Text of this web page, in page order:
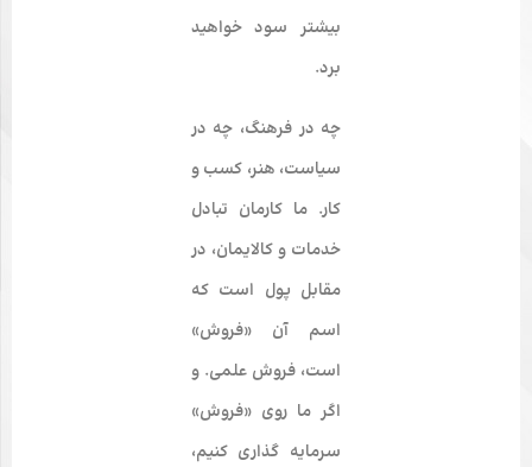
بیشتر سود خواهید
برد.
چه در فرهنگ، چه در
سیاست، هنر، کسب و
کار. ما کارمان تبادل
خدمات و کالایمان، در
مقابل پول است که
اسم آن «فروش»
است، فروش علمی. و
اگر ما روی «فروش»
سرمایه گذاری کنیم،